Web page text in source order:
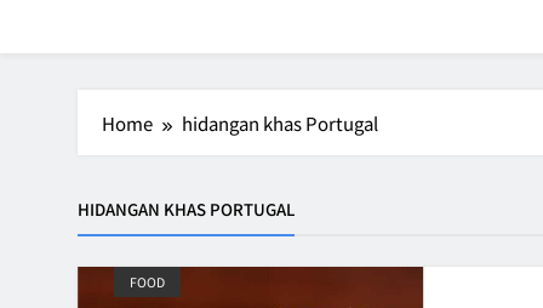
Home hidangan khas Portugal
HIDANGAN KHAS PORTUGAL
FOOD